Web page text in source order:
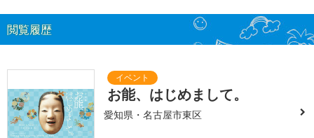
閲覧履歴
お能、はじめまして。
愛知県・名古屋市東区